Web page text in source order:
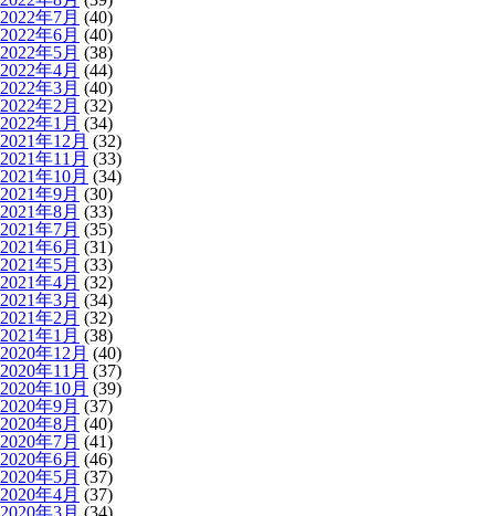
2022年7月 (40)
2022年6月 (40)
2022年5月 (38)
2022年4月 (44)
2022年3月 (40)
2022年2月 (32)
2022年1月 (34)
2021年12月 (32)
2021年11月 (33)
2021年10月 (34)
2021年9月 (30)
2021年8月 (33)
2021年7月 (35)
2021年6月 (31)
2021年5月 (33)
2021年4月 (32)
2021年3月 (34)
2021年2月 (32)
2021年1月 (38)
2020年12月 (40)
2020年11月 (37)
2020年10月 (39)
2020年9月 (37)
2020年8月 (40)
2020年7月 (41)
2020年6月 (46)
2020年5月 (37)
2020年4月 (37)
2020年3月 (34)